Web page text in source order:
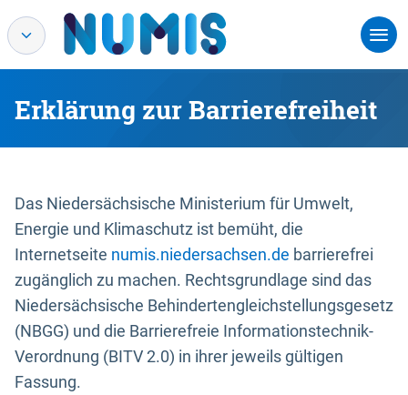
Erklärung zur Barrierefreiheit
Das Niedersächsische Ministerium für Umwelt,
Energie und Klimaschutz ist bemüht, die
Internetseite numis.niedersachsen.de barrierefrei
zugänglich zu machen. Rechtsgrundlage sind das
Niedersächsische Behindertengleichstellungsgesetz
(NBGG) und die Barrierefreie Informationstechnik-
Verordnung (BITV 2.0) in ihrer jeweils gültigen
Fassung.